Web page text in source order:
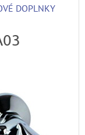
DOPLNKY